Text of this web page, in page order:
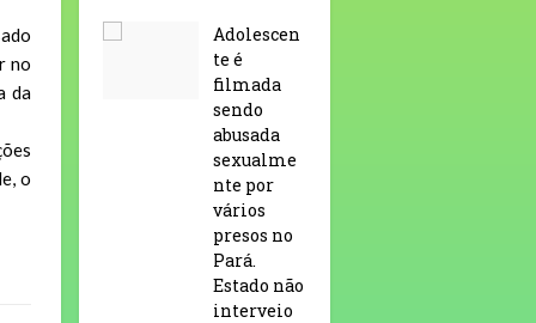
no
da
o
Adolescen
te é
filmada
sendo
abusada
sexualme
nte por
vários
presos no
Pará.
Estado não
interveio